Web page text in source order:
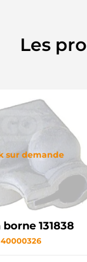
Les
sur demande
131838
40000326